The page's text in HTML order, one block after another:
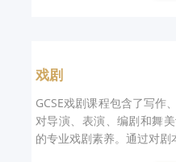
戏剧
GCSE戏剧课程包含了写作
对导演、表演、编剧和舞
的专业戏剧素养。通过对剧